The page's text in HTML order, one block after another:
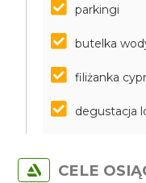
parkingi
butelka
filiżanka
degustacja
CELE